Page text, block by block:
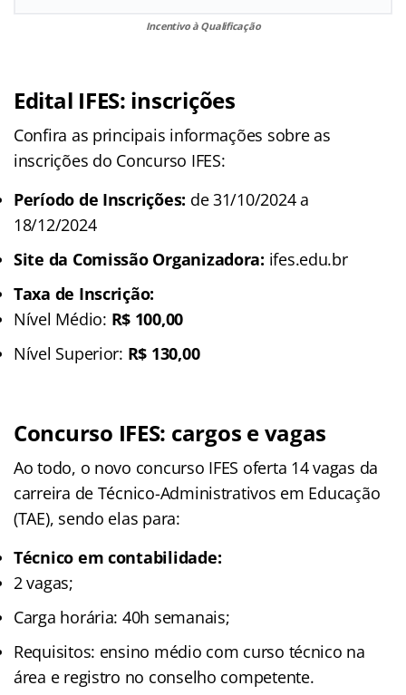
Incentivo à Qualificação
Edital IFES: inscrições
Confira as principais informações sobre as
inscrições do Concurso IFES:
Período de Inscrições: de 31/10/2024 a
18/12/2024
Site da Comissão Organizadora: ifes.edu.br
Taxa de Inscrição:
Nível Médio: R$ 100,00
Nível Superior: R$ 130,00
Concurso IFES: cargos e vagas
Ao todo, o novo concurso IFES oferta 14 vagas da
carreira de Técnico-Administrativos em Educação
(TAE), sendo elas para:
Técnico em contabilidade:
2 vagas;
Carga horária: 40h semanais;
Requisitos: ensino médio com curso técnico na
área e registro no conselho competente.